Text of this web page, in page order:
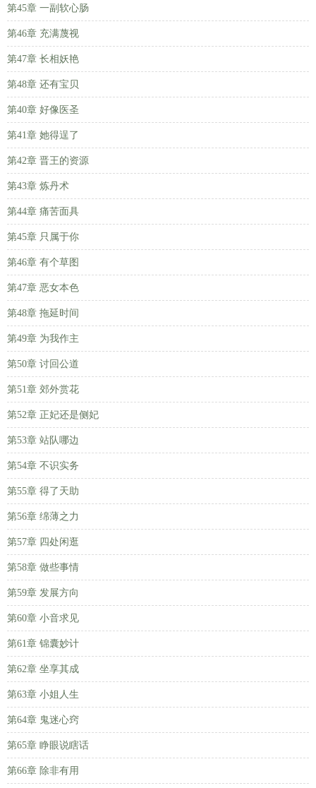
第45章 一副软心肠
第46章 充满蔑视
第47章 长相妖艳
第48章 还有宝贝
第40章 好像医圣
第41章 她得逞了
第42章 晋王的资源
第43章 炼丹术
第44章 痛苦面具
第45章 只属于你
第46章 有个草图
第47章 恶女本色
第48章 拖延时间
第49章 为我作主
第50章 讨回公道
第51章 郊外赏花
第52章 正妃还是侧妃
第53章 站队哪边
第54章 不识实务
第55章 得了天助
第56章 绵薄之力
第57章 四处闲逛
第58章 做些事情
第59章 发展方向
第60章 小音求见
第61章 锦囊妙计
第62章 坐享其成
第63章 小姐人生
第64章 鬼迷心窍
第65章 睁眼说瞎话
第66章 除非有用